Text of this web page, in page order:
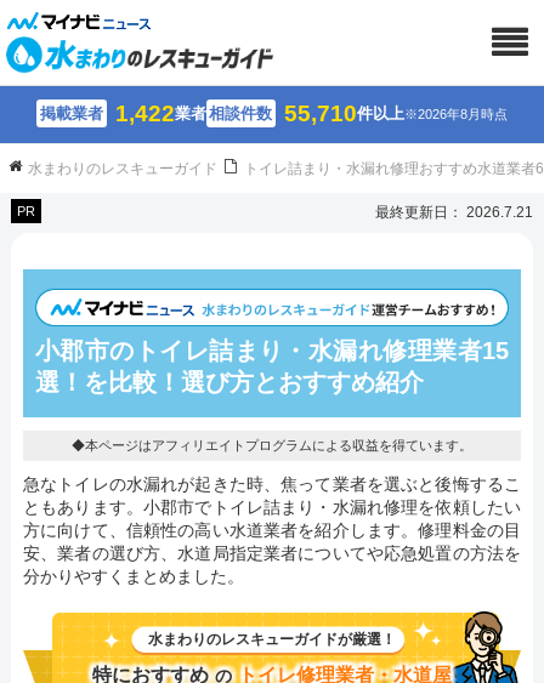
掲載業者 1,422業者相談件数 55,710件以上※2026年8月時点
水まわりのレスキューガイド トイレ詰まり・水漏れ修理おすすめ水道業
PR 最終更新日： 2026.7.21
小郡市のトイレ詰まり・水漏れ修理業者15
選！を比較！選び方とおすすめ紹介
◆本ページはアフィリエイトプログラムによる収益を得ています。
急なトイレの水漏れが起きた時、焦って業者を選ぶと後悔するこ
ともあります。小郡市でトイレ詰まり・水漏れ修理を依頼したい
方に向けて、信頼性の高い水道業者を紹介します。修理料金の目
安、業者の選び方、水道局指定業者についてや応急処置の方法を
分かりやすくまとめました。
水まわりのレスキューガイドが厳選！
特におすすめ の トイレ修理業者・水道屋